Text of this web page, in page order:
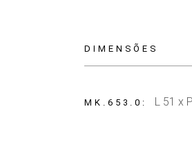
DIMENSÕES
MK.653.0 L 51 x